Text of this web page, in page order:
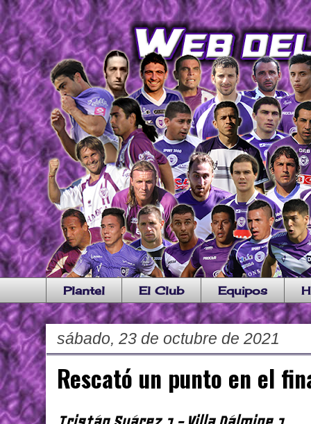
Plantel El Club Equipos
sábado, 23 de octubre de 2021
Rescató un punto en el